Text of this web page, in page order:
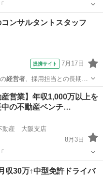
ンサルタントスタッフ
提携サイト 7月17日
経営者、採用担当との長期的
営業】年収1,000万以上を
中の不動産ベンチ…
動産 大阪支店
8月3日
収30万↑中型免許ドライバ